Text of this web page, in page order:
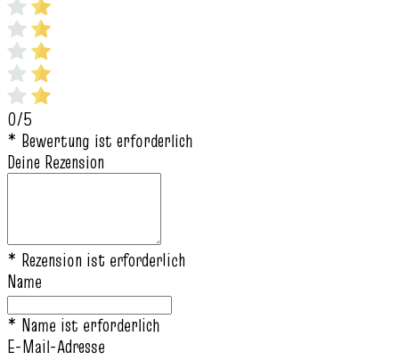
0/5
* Bewertung ist erforderlich
Deine Rezension
* Rezension ist erforderlich
Name
* Name ist erforderlich
E-Mail-Adresse